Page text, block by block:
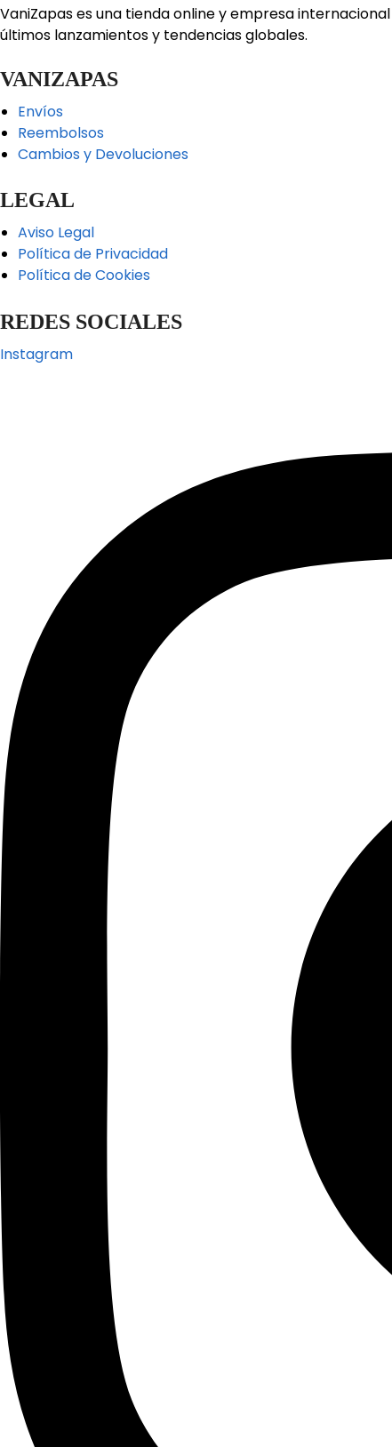
VaniZapas es una tienda online y empresa
últimos lanzamientos y tendencias globales.
VANIZAPAS
Envíos
Reembolsos
Cambios y Devoluciones
LEGAL
Aviso Legal
Política de Privacidad
Política de Cookies
REDES SOCIALES
Instagram